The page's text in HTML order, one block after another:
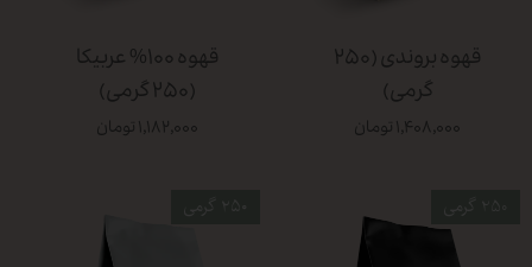
قهوه بروندی (۲۵۰
گرمی)
۱,۴۰۸,۰۰۰ تومان
قهوه ۱۰۰% عربیکا
(۲۵۰ گرمی)
۱,۱۸۲,۰۰۰ تومان